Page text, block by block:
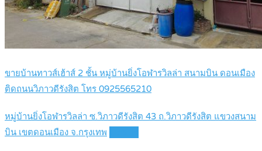
ขายบ้านทาวส์เฮ้าส์ 2 ชั้น หมู่บ้านยิ่งโอฬารวิลล่า สนามบิน ดอนเมือง
ติดถนนวิภาวดีรังสิต โทร 0925565210
หมู่บ้านยิ่งโอฬารวิลล่า ซ.วิภาวดีรังสิต 43 ถ.วิภาวดีรังสิต แขวงสนาม
บิน เขตดอนเมือง จ.กรุงเทพ